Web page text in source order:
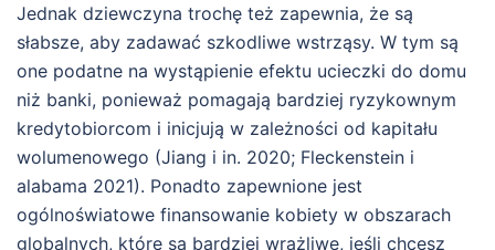
Jednak dziewczyna trochę też zapewnia, że ​​są
słabsze, aby zadawać szkodliwe wstrząsy. W tym są
one podatne na wystąpienie efektu ucieczki do domu
niż banki, ponieważ pomagają bardziej ryzykownym
kredytobiorcom i inicjują w zależności od kapitału
wolumenowego (Jiang i in. 2020; Fleckenstein i
alabama 2021). Ponadto zapewnione jest
ogólnoświatowe finansowanie kobiety w obszarach
globalnych, które są bardziej wrażliwe, jeśli chcesz